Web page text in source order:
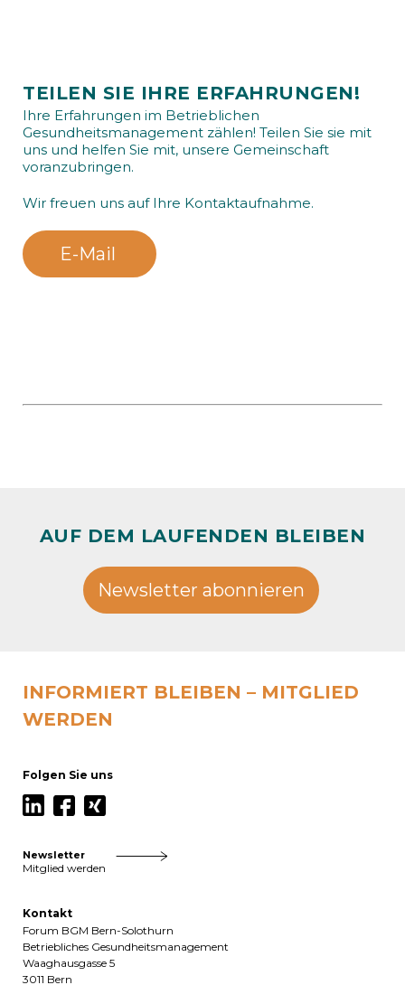
TEILEN SIE IHRE ERFAHRUNGEN!
Ihre Erfahrungen im Betrieblichen
Gesundheitsmanagement zählen! Teilen Sie sie mit
uns und helfen Sie mit, unsere Gemeinschaft
voranzubringen.
Wir freuen uns auf Ihre Kontaktaufnahme.
E-Mail
AUF DEM LAUFENDEN BLEIBEN
Newsletter abonnieren
INFORMIERT BLEIBEN – MITGLIED
WERDEN
Kontakt
Forum BGM Bern-Solothurn
Betriebliches Gesundheitsmanagement
Waaghausgasse 5
3011 Bern
Folgen Sie uns
Newsletter
Mitglied werden